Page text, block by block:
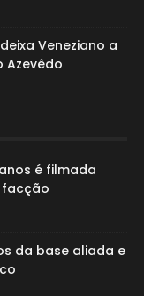
Veneziano a
Azevêdo
anos é filmada
facção
da base aliada e